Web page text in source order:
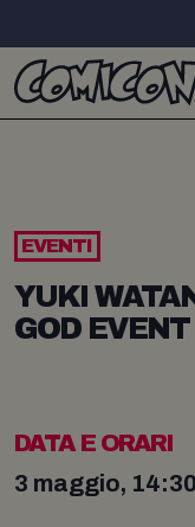
EVENTI
YUKI
GOD EVENT
DATA E ORARI
3 maggio,